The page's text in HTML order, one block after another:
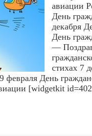
авиации
День
декабря
День
—
стихах 7
февраля День
[widgetkit